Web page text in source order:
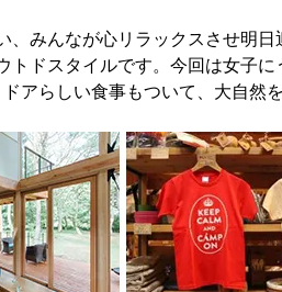
、みんなが心リラックスさせ明日
トドスタイルです。今回は女子に
アらしい食事もついて、大自然